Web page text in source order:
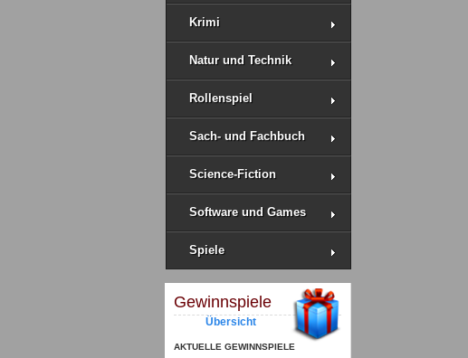
Krimi
Natur und Technik
Rollenspiel
Sach- und Fachbuch
Science-Fiction
Software und Games
Spiele
Gewinnspiele
Übersicht
AKTUELLE GEWINNSPIELE